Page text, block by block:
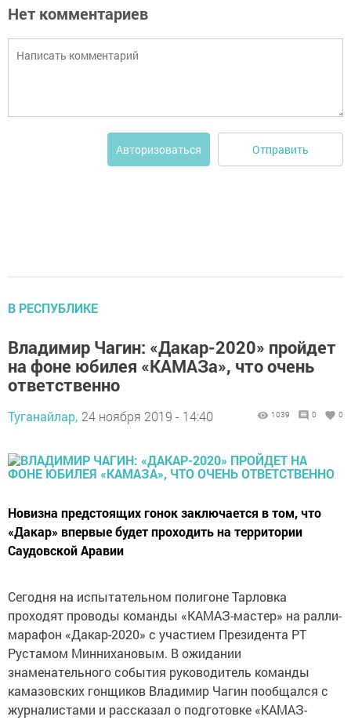
Нет комментариев
Авторизоваться Отправить
В РЕСПУБЛИКЕ
Владимир Чагин: «Дакар-2020» пройдет
на фоне юбилея «КАМАЗа», что очень
ответственно
Туганайлар, 24 ноября 2019 - 14:40 1039 0 0
Новизна предстоящих гонок заключается в том, что
«Дакар» впервые будет проходить на территории
Саудовской Аравии
Сегодня на испытательном полигоне Тарловка
проходят проводы команды «КАМАЗ-мастер» на ралли-
марафон «Дакар-2020» с участием Президента РТ
Рустамом Миннихановым. В ожидании
знаменательного события руководитель команды
камазовских гонщиков Владимир Чагин пообщался с
журналистами и рассказал о подготовке «КАМАЗ-